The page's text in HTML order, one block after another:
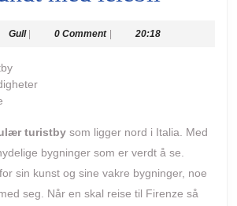
2021
GullGull
| 0 Comment | 20:18
turistby som ligger nord i Italia. Med
bygninger som er verdt å se.
sin kunst og sine vakre bygninger, noe
seg. Når en skal reise til Firenze så